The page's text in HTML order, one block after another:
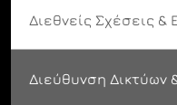
Διεθνείς Σχέσεις
Διεύθυνση Δικτύων